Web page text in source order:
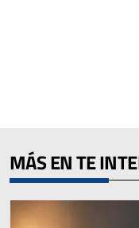
MÁS EN TE